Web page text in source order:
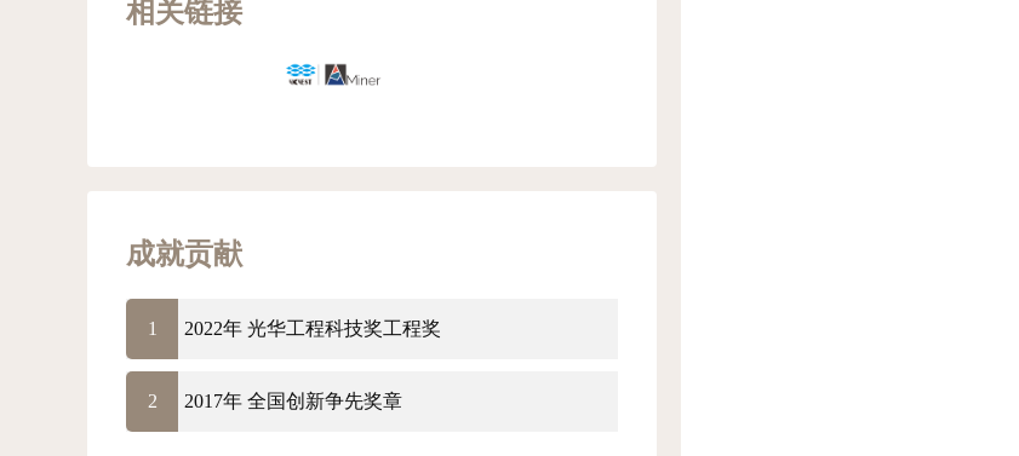
相关链接
成就贡献
1 2022年 光华工程科技奖工程奖
2 2017年 全国创新争先奖章